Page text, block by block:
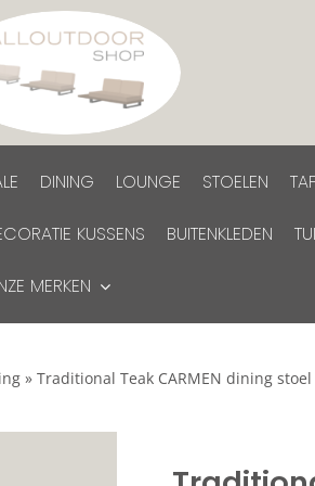
DINING LOUNGE STOELEN
KUSSENS BUITENKLEDEN
MERKEN
» Traditional Teak CARMEN dining